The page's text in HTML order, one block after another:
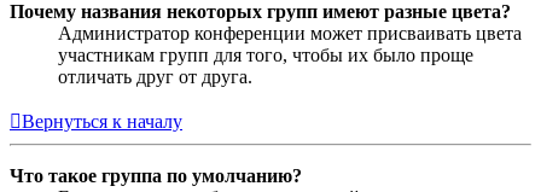
Почему названия некоторых групп имеют разные цвета?
Администратор конференции может присваивать цвета
участникам групп для того, чтобы их было проще
отличать друг от друга.
Вернуться к началу
Что такое группа по умолчанию?